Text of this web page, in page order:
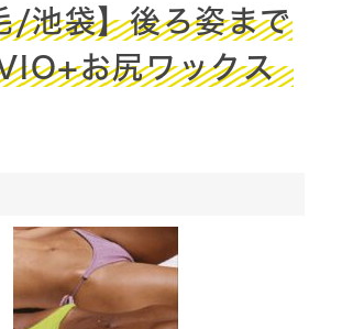
/池袋】後ろ姿まで
お尻ワックス